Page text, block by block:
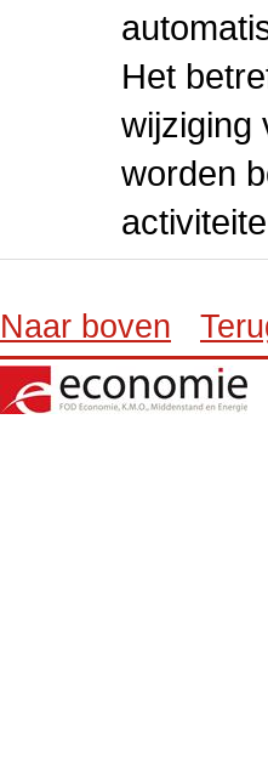
Het
wijziging
worden
Naar boven